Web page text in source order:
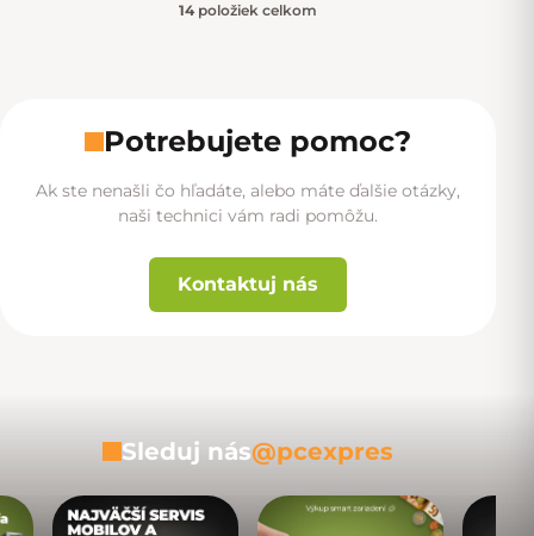
14položiek celkom
Potrebujete pomoc?
Ak ste nenašli čo hľadáte, alebo máte ďalšie otázky,
naši technici vám radi pomôžu.
Kontaktuj nás
Sleduj nás@pcexpres